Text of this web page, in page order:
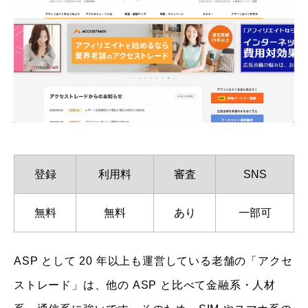
登録 利用料 審査 SNS
無料 無料 あり 一部可
ASP として 20 年以上も運営している老舗の「アクセ
ストレード」は、他の ASP と比べて金融系・人材